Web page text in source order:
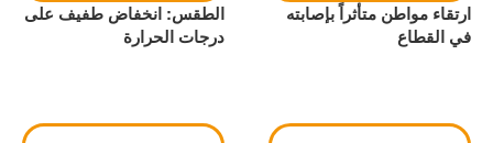
ارتقاء مواطن متأثراً بإصابته
في القطاع
الطقس: انخفاض طفيف على
درجات الحرارة